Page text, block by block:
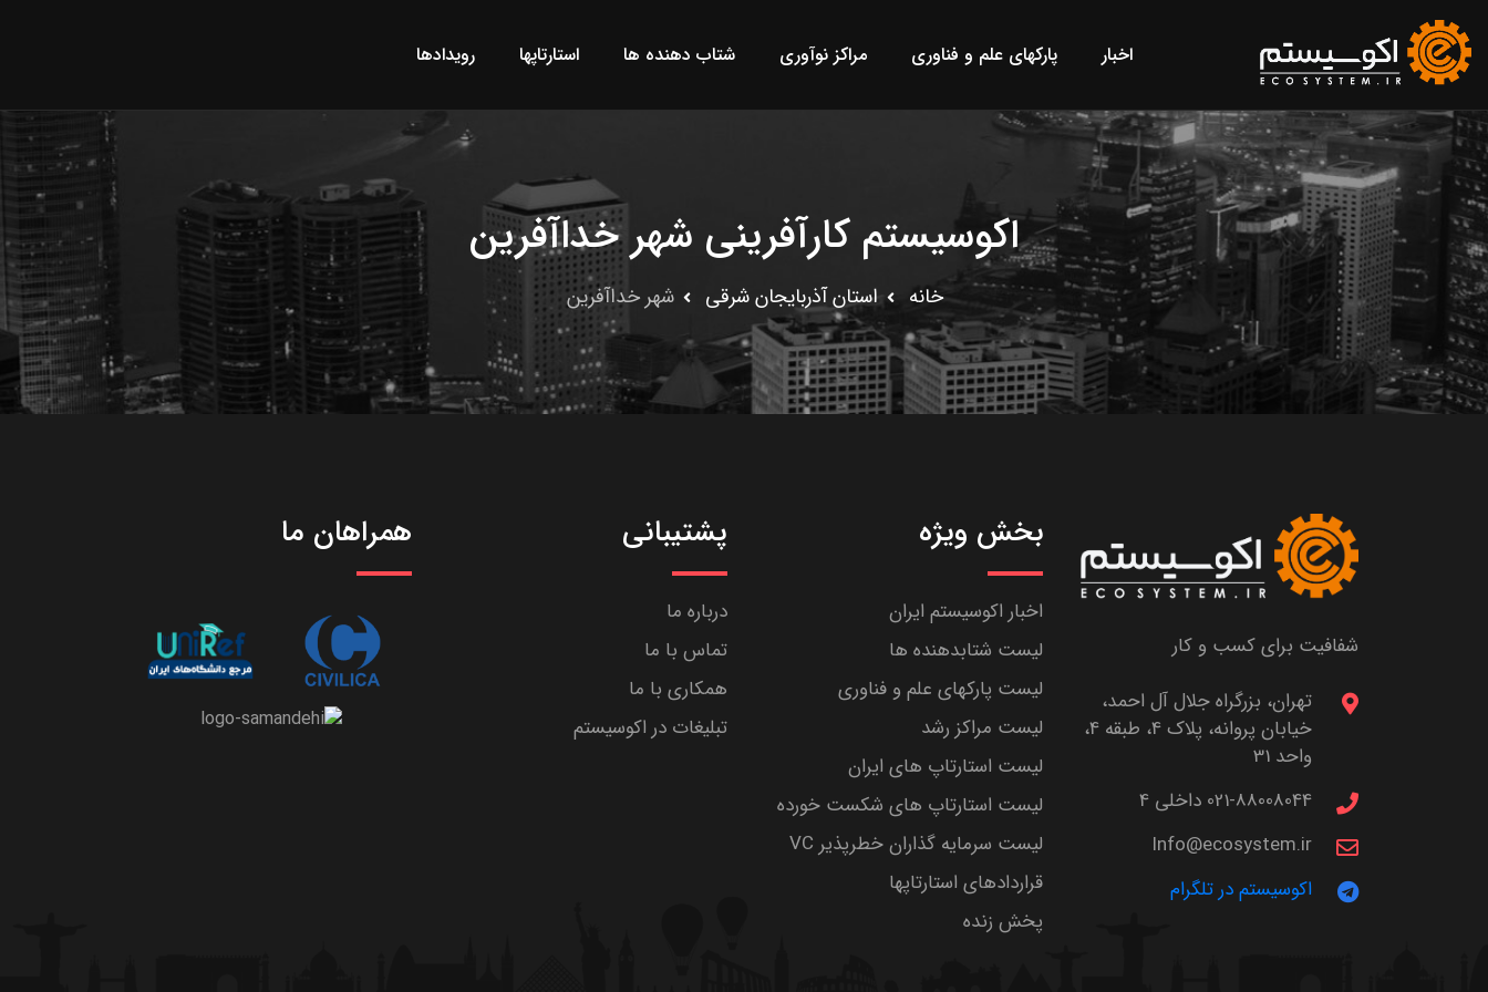
اخبار پارکهای علم و فناوری مراکز نوآوری شتاب دهنده ها استارتاپها رویدادها
اکوسیستم کارآفرینی شهر خداآفرین
خانه استان آذربايجان شرقى شهر خداآفرین
شفافیت برای کسب و کار
تهران، بزرگراه جلال آل احمد،
خیابان پروانه، پلاک 4، طبقه 4،
واحد 31
021-88008044 داخلی 4
Info@ecosystem.ir
اکوسیستم در تلگرام
بخش ویژه
اخبار اکوسیستم ایران
لیست شتابدهنده ها
لیست پارکهای علم و فناوری
لیست مراکز رشد
لیست استارتاپ های ایران
لیست استارتاپ های شکست خورده
لیست سرمایه گذاران خطرپذیر VC
قراردادهای استارتاپها
پخش زنده
پشتیبانی
درباره ما
تماس با ما
همکاری با ما
تبلیغات در اکوسیستم
همراهان ما